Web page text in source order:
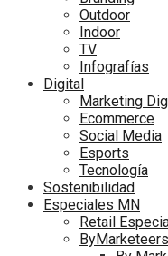
Outdoor
Indoor
TV
Infografías
Digital
Marketing
Ecommerce
Social Media
Esports
Tecnología
Sostenibilidad
Especiales MN
Retail
ByMarketeers